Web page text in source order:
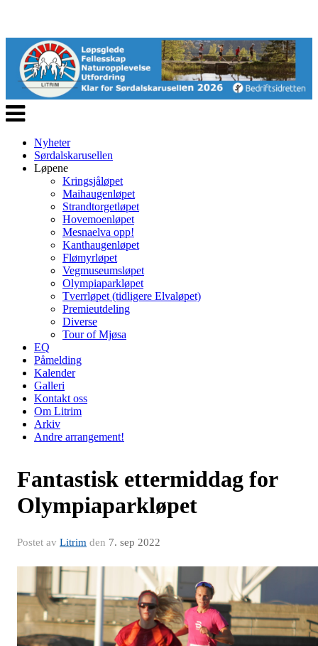
Veksle
navigasjon
Nyheter
Sørdalskarusellen
Løpene
Kringsjåløpet
Maihaugenløpet
Strandtorgetløpet
Hovemoenløpet
Mesnaelva opp!
Kanthaugenløpet
Flømyrløpet
Vegmuseumsløpet
Olympiaparkløpet
Tverrløpet (tidligere Elvaløpet)
Premieutdeling
Diverse
Tour of Mjøsa
EQ
Påmelding
Kalender
Galleri
Kontakt oss
Om Litrim
Arkiv
Andre arrangement!
Fantastisk ettermiddag for
Olympiaparkløpet
Postet av Litrim den 7. sep 2022